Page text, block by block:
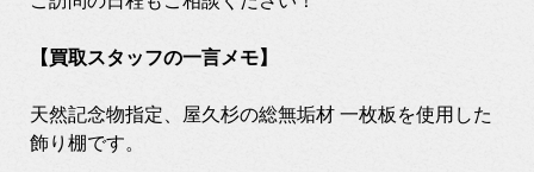
【買取スタッフの一言メモ】
天然記念物指定、屋久杉の総無垢材 一枚板を使用した
飾り棚です。